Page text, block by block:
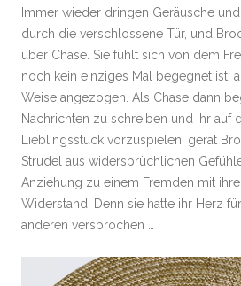
Immer wieder dringen Geräusche
durch die verschlossene Tür, und
über Chase. Sie fühlt sich von dem
noch kein einziges Mal begegnet ist,
Weise angezogen. Als Chase dann
Nachrichten zu schreiben und ihr auf
Lieblingsstück vorzuspielen, gerät
Strudel aus widersprüchlichen
Anziehung zu einem Fremden mit
Widerstand. Denn sie hatte ihr Herz
anderen versprochen …